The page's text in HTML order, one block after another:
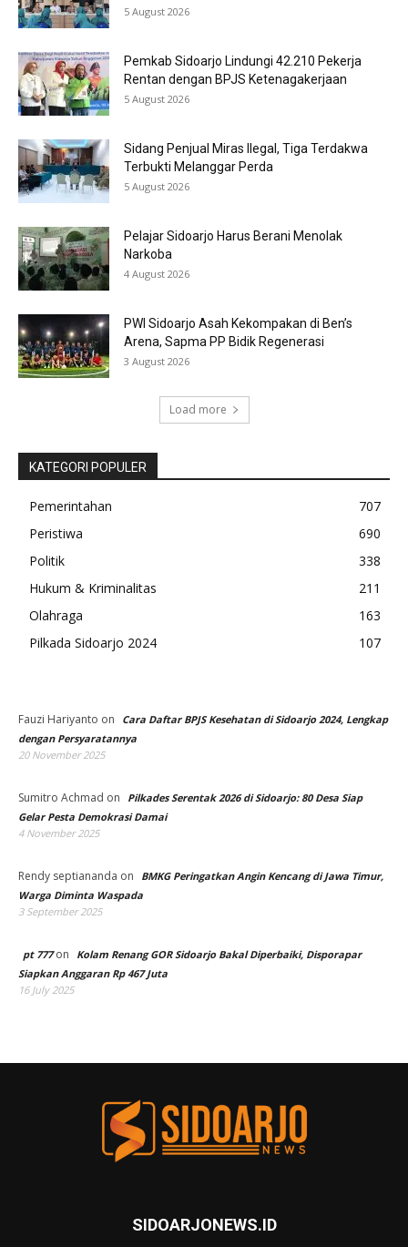
5 August 2026
Pemkab Sidoarjo Lindungi 42.210 Pekerja
Rentan dengan BPJS Ketenagakerjaan
5 August 2026
Sidang Penjual Miras Ilegal, Tiga Terdakwa
Terbukti Melanggar Perda
5 August 2026
Pelajar Sidoarjo Harus Berani Menolak
Narkoba
4 August 2026
PWI Sidoarjo Asah Kekompakan di Ben’s
Arena, Sapma PP Bidik Regenerasi
3 August 2026
Load more
KATEGORI POPULER
Pemerintahan
707
Peristiwa
690
Politik
338
Hukum & Kriminalitas
211
Olahraga
163
Pilkada Sidoarjo 2024
107
Fauzi Hariyanto on
Cara Daftar BPJS Kesehatan di Sidoarjo 2024, Lengkap
dengan Persyaratannya
20 November 2025
Sumitro Achmad on
Pilkades Serentak 2026 di Sidoarjo: 80 Desa Siap
Gelar Pesta Demokrasi Damai
4 November 2025
Rendy septiananda on
BMKG Peringatkan Angin Kencang di Jawa Timur,
Warga Diminta Waspada
3 September 2025
pt 777on
Kolam Renang GOR Sidoarjo Bakal Diperbaiki, Disporapar
Siapkan Anggaran Rp 467 Juta
16 July 2025
SIDOARJONEWS.ID